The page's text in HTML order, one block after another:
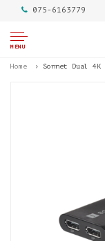
075-6163779
MENU
Home Sonnet Dual